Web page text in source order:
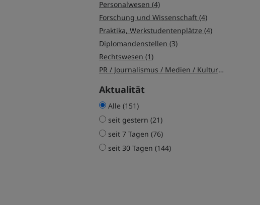
Personalwesen (4)
Forschung und Wissenschaft (4)
Praktika, Werkstudentenplätze (4)
Diplomandenstellen (3)
Rechtswesen (1)
PR / Journalismus / Medien / Kultur (1)
Aktualität
Alle (151)
seit gestern (21)
seit 7 Tagen (76)
seit 30 Tagen (144)